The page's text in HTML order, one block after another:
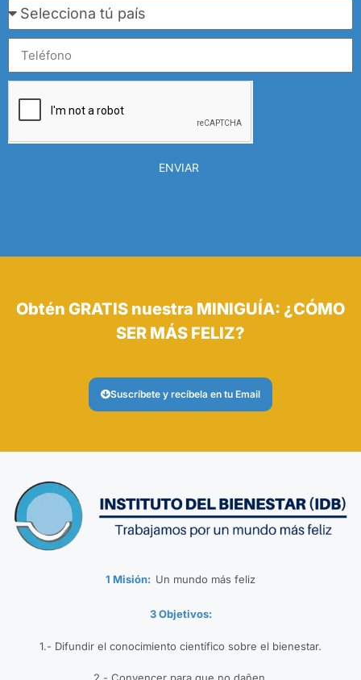
ENVIAR
Obtén GRATIS nuestra MINIGUÍA: ¿CÓMO
SER MÁS FELIZ?
Suscríbete y recíbela en tu Email
1 Misión: Un mundo más feliz
3 Objetivos:
1.- Difundir el conocimiento científico sobre el bienestar.